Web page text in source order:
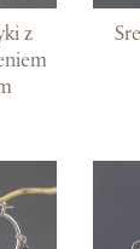
z